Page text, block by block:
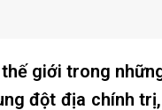
giới trong
đột địa chính